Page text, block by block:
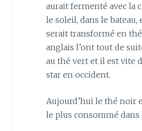
aurait fermenté avec la
le soleil, dans le bateau,
serait transformé en
anglais l’ont tout de
au thé vert et il est vite
star en occident.
Aujourd’hui le thé noir
le plus consommé dans